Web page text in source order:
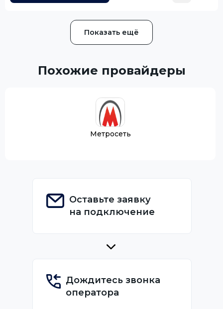
Показать ещё
Похожие провайдеры
Метросеть
Оставьте заявку
на подключение
Дождитесь звонка
оператора